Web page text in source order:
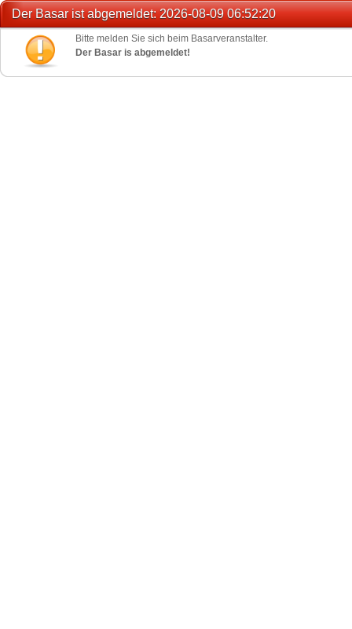
Der Basar ist abgemeldet: 2026-08-09 06:52:20
Bitte melden Sie sich beim Basarveranstalter.
Der Basar is abgemeldet!